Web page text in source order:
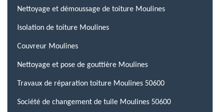
Nettoyage et démoussage de toiture Moulines
Isolation de toiture Moulines
Couvreur Moulines
Nettoyage et pose de gouttière Moulines
Travaux de réparation toiture Moulines 50600
Société de changement de tuile Moulines 50600